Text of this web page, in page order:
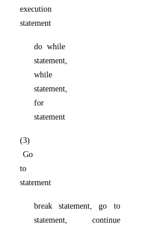
execution
statement
do while
statement,
while
statement,
for
statement
(3)
Go
to
statement
break statement, go
to
statement, continue